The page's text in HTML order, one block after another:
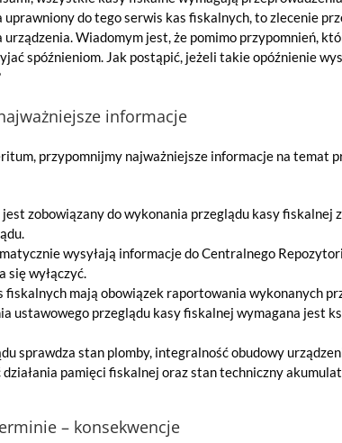
uprawniony do tego serwis kas fiskalnych, to zlecenie
urządzenia. Wiadomym jest, że pomimo przypomnień,
spóźnieniom. Jak postąpić, jeżeli takie opóźnienie
informacje
przypomnijmy najważniejsze informacje na temat
zobowiązany do wykonania przeglądu kasy fiskalnej
wysyłają informacje do Centralnego
się wyłączyć.
mają obowiązek raportowania wykonanych
ustawowego przeglądu kasy fiskalnej wymagana jest
sprawdza stan plomby, integralność obudowy
pamięci fiskalnej oraz stan techniczny
– konsekwencje